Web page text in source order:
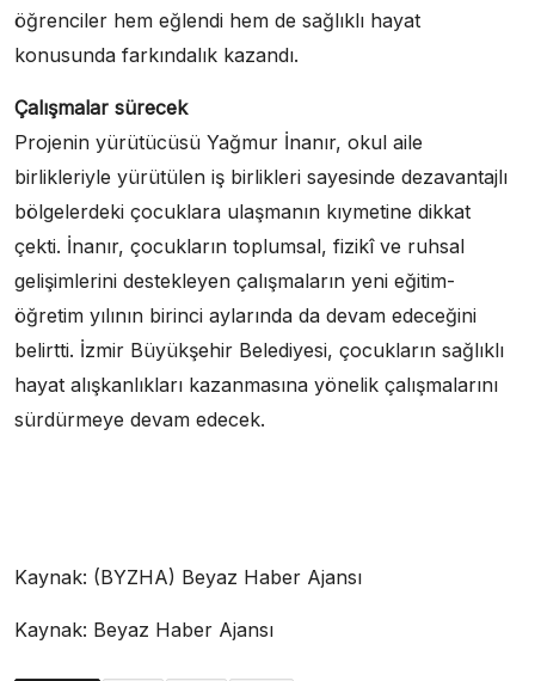
öğrenciler hem eğlendi hem de sağlıklı hayat
konusunda farkındalık kazandı.
Çalışmalar sürecek
Projenin yürütücüsü Yağmur İnanır, okul aile
birlikleriyle yürütülen iş birlikleri sayesinde dezavantajlı
bölgelerdeki çocuklara ulaşmanın kıymetine dikkat
çekti. İnanır, çocukların toplumsal, fizikî ve ruhsal
gelişimlerini destekleyen çalışmaların yeni eğitim-
öğretim yılının birinci aylarında da devam edeceğini
belirtti. İzmir Büyükşehir Belediyesi, çocukların sağlıklı
hayat alışkanlıkları kazanmasına yönelik çalışmalarını
sürdürmeye devam edecek.
Kaynak: (BYZHA) Beyaz Haber Ajansı
Kaynak: Beyaz Haber Ajansı